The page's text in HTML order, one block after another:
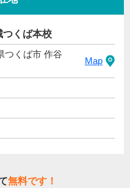
つくば本校
つくば市 作谷
Map
無料です！